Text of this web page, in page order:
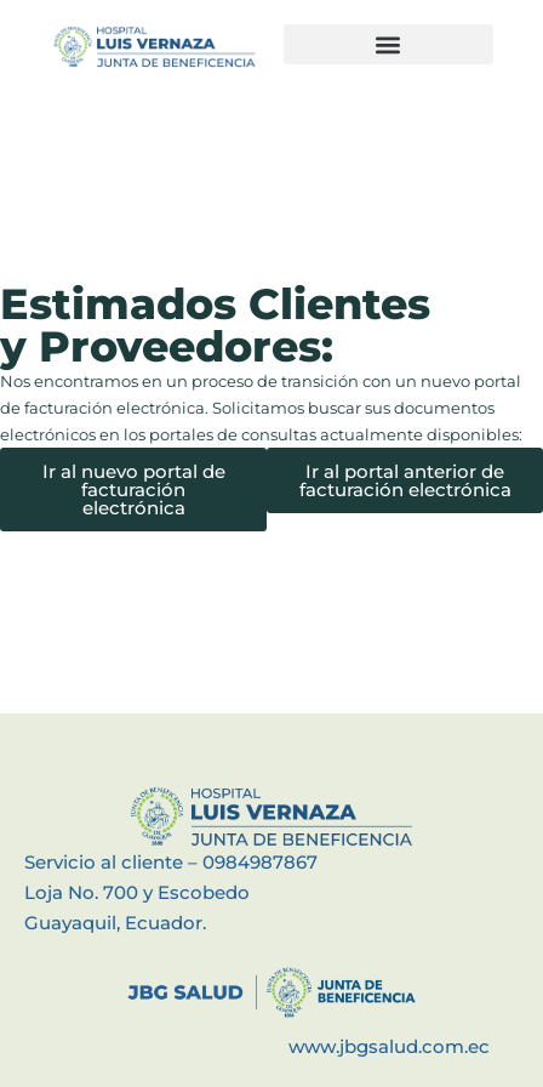
Estimados Clientes
y Proveedores:
Nos encontramos en un proceso de transición con un nuevo portal
de facturación electrónica. Solicitamos buscar sus documentos
electrónicos en los portales de consultas actualmente disponibles:
Ir al nuevo portal de
facturación
electrónica
Ir al portal anterior de
facturación electrónica
Servicio al cliente – 0984987867
Loja No. 700 y Escobedo
Guayaquil, Ecuador.
www.jbgsalud.com.ec